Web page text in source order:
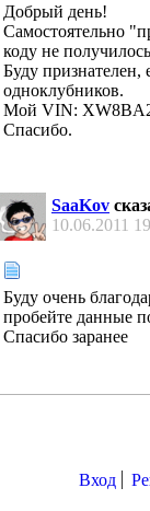
Добрый день!
Самостоятельно
коду не
Буду
одноклубников.
Мой VIN:
Спасибо.
SaaKov
10.06.2011
Буду очень
пробейте данные
Спасибо заранее
Вход